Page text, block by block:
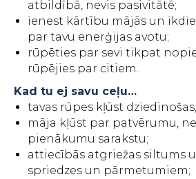
atbildībā, nevis pasivitātē;
ienest kārtību mājās un
par tavu enerģijas avotu;
rūpēties par sevi tikpat
rūpējies par citiem.
Kad tu ej savu ceļu…
tavas rūpes kļūst
māja kļūst par patvērumu,
pienākumu sarakstu;
attiecībās atgriežas siltums
spriedzes un pārmetumiem;